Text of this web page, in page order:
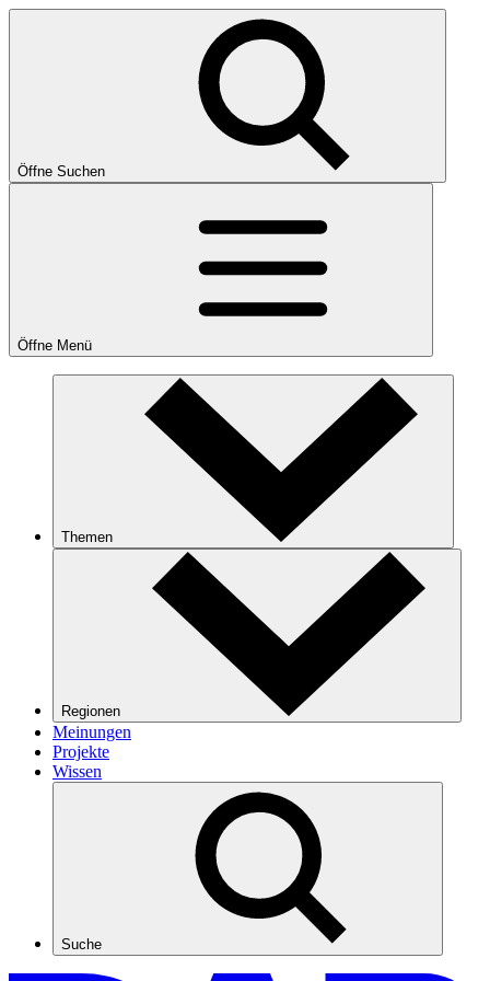
Öffne Suchen
Öffne Menü
Themen
Regionen
Meinungen
Projekte
Wissen
Suche